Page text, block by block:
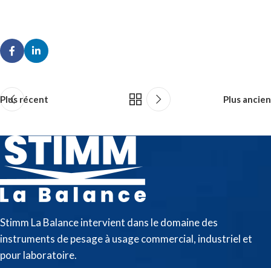
Plus récent Plus ancien
Stimm La Balance intervient dans le domaine des
instruments de pesage à usage commercial, industriel et
pour laboratoire.